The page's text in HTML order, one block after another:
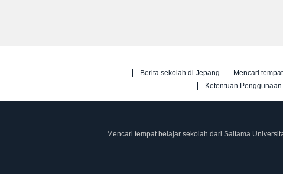
Berita sekolah di Jepang Mencari
Ketentuan Penggunaan
Mencari tempat belajar sekolah dari Saitama